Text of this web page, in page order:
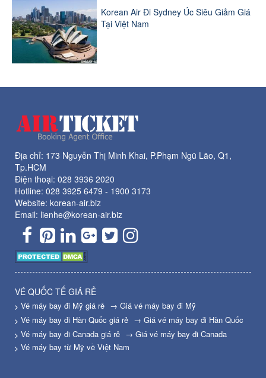
Korean Air Đi Sydney Úc Siêu Giảm Giá
Tại Việt Nam
Địa chỉ: 173 Nguyễn Thị Minh Khai, P.Phạm Ngũ Lão, Q1,
Tp.HCM
Điện thoại: 028 3936 2020
Hotline: 028 3925 6479 - 1900 3173
Website: korean-air.biz
Email: lienhe@korean-air.biz
VÉ QUỐC TẾ GIÁ RẺ
Vé máy bay đi Mỹ giá rẻ → Giá vé máy bay đi Mỹ
Vé máy bay đi Hàn Quốc giá rẻ → Giá vé máy bay đi Hàn Quốc
Vé máy bay đi Canada giá rẻ → Giá vé máy bay đi Canada
Vé máy bay từ Mỹ về Việt Nam